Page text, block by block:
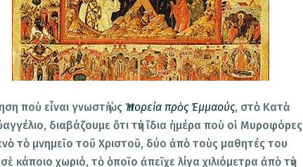
ποὺ εἶναι γνωστὴ ὡς Ἡ πορεία πρὸς Ἐμμαούς, στὸ Κατὰ
διαβάζουμε ὅτι τὴν ἴδια ἡμέρα ποὺ οἱ Μυροφόρες
τὸ μνημεῖο τοῦ Χριστοῦ, δύο ἀπὸ τοὺς μαθητές του
κάποιο χωριό, τὸ ὁποῖο ἀπεῖχε λίγα χιλιόμετρα ἀπὸ τὴν